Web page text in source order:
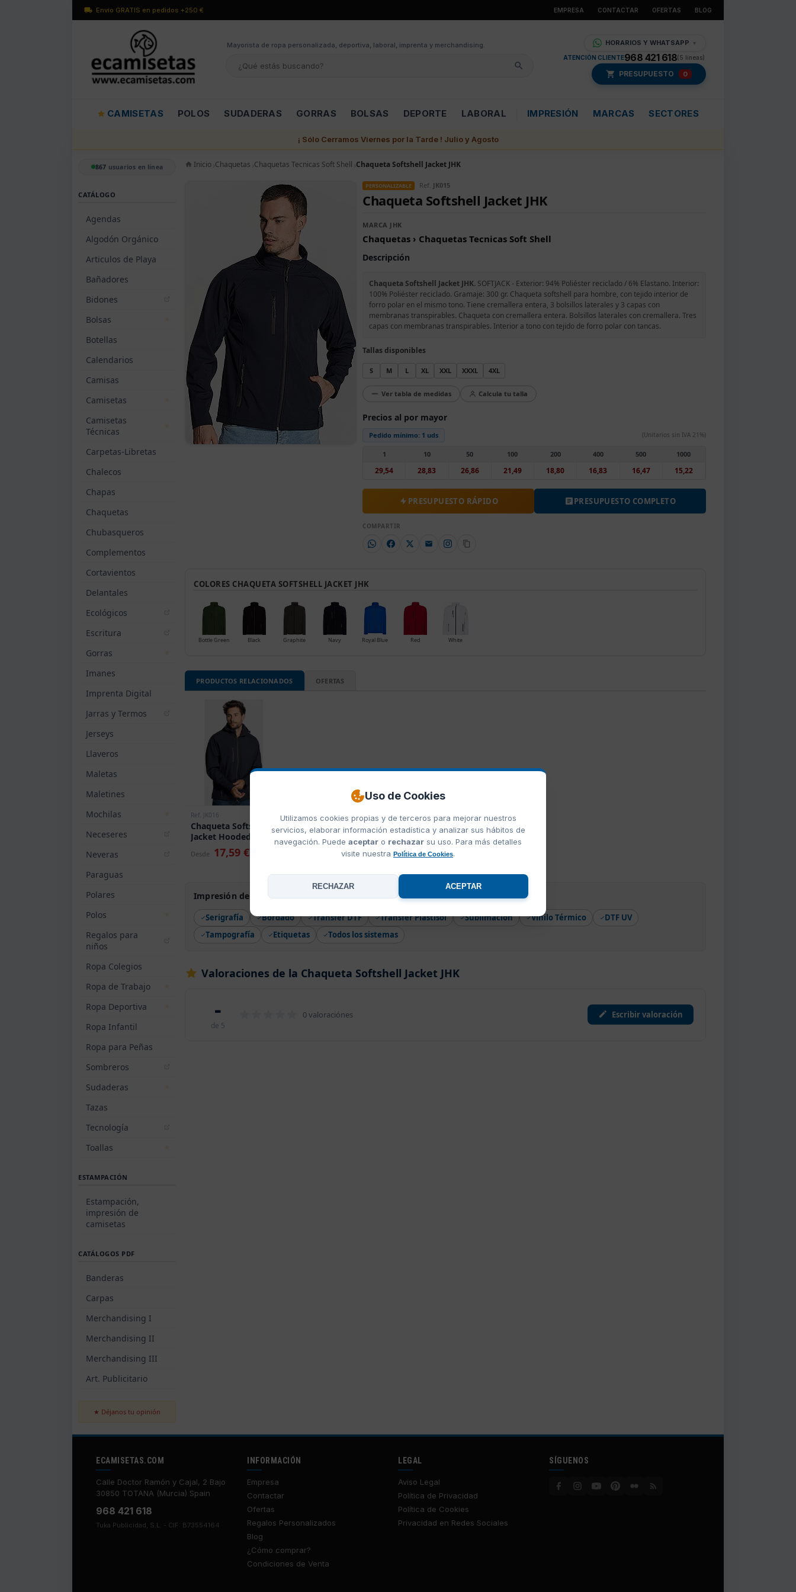
Envío GRATIS en pedidos +250 € EMPRESA CONTACTAR OFERTAS BLOG
Mayorísta de ropa personalizada, deportiva, laboral, imprenta y merchandising. HORARIOS Y WHATSAPP ▼
ATENCIÓN CLIENTE968 421 618(5 líneas)
PRESUPUESTO 0
CAMISETAS POLOS SUDADERAS GORRAS BOLSAS DEPORTE LABORAL IMPRESIÓN MARCAS SECTORES
¡ Sólo Cerramos Viernes por la Tarde ! Julio y Agosto
Uso de Cookies
Utilizamos cookies propias y de terceros para mejorar nuestros
servicios, elaborar información estadística y analizar sus hábitos de
navegación. Puede aceptar o rechazar su uso. Para más detalles
visite nuestra Política de Cookies.
RECHAZAR ACEPTAR
867 usuarios en línea
CATÁLOGO
Agendas
Algodón Orgánico
Articulos de Playa
Bañadores
Bidones
Bolsas
Botellas
Calendarios
Camisas
Camisetas
Camisetas
Técnicas
Carpetas-Libretas
Chalecos
Chapas
Chaquetas
Chubasqueros
Complementos
Cortavientos
Delantales
Ecológicos
Escritura
Gorras
Imanes
Imprenta Digital
Jarras y Termos
Jerseys
Llaveros
Maletas
Maletines
Mochilas
Neceseres
Neveras
Paraguas
Polares
Polos
Regalos para
niños
Ropa Colegios
Ropa de Trabajo
Ropa Deportiva
Ropa Infantil
Ropa para Peñas
Sombreros
Sudaderas
Tazas
Tecnología
Toallas
ESTAMPACIÓN
Estampación,
impresión de
camisetas
CATÁLOGOS PDF
Banderas
Carpas
Merchandising I
Merchandising II
Merchandising III
Art. Publicitario
★ Déjanos tu opinión
Inicio Chaquetas Chaquetas Tecnicas Soft Shell Chaqueta Softshell Jacket JHK
PERSONALIZABLE Ref. JK015
Chaqueta Softshell Jacket JHK
MARCA JHK
Chaquetas › Chaquetas Tecnicas Soft Shell
Descripción
Chaqueta Softshell Jacket JHK. SOFTJACK - Exterior: 94% Poliéster reciclado / 6% Elastano. Interior:
100% Poliéster reciclado. Gramaje: 300 gr. Chaqueta softshell para hombre, con tejido interior de
forro polar en el mismo tono. Tiene cremallera entera, 3 bolsillos laterales y 3 capas con
membranas transpirables. Chaqueta con cremallera entera. Bolsillos laterales con cremallera. Tres
capas con membranas transpirables. Interior a tono con tejido de forro polar con tancas.
Tallas disponibles
S M L XL XXL XXXL 4XL
Ver tabla de medidas Calcula tu talla
Precios al por mayor
Pedido mínimo: 1 uds (Unitarios sin IVA 21%)
1
29,54
10
28,83
50
26,86
100
21,49
200
18,80
400
16,83
500
16,47
1000
15,22
PRESUPUESTO RÁPIDO PRESUPUESTO COMPLETO
COMPARTIR
COLORES CHAQUETA SOFTSHELL JACKET JHK
Bottle Green Black Graphite Navy Royal Blue Red White
PRODUCTOS RELACIONADOS OFERTAS
Ref. JK016
Chaqueta Softshell
Jacket Hooded JHK
Desde 17,59 €
Impresión de Chaqueta Softshell Jacket JHK
Serigrafía Bordado Transfer DTF Transfer Plastisol Sublimación Vinilo Térmico
DTF UV
Tampografía
Etiquetas Todos los sistemas
Valoraciones de la Chaqueta Softshell Jacket JHK
-
de 5
0 valoraciónes Escribir valoración
ECAMISETAS.COM
Calle Doctor Ramón y Cajal, 2 Bajo
30850 TOTANA (Murcia) Spain
968 421 618
Tuka Publicidad, S.L. - CIF: B73554164
INFORMACIÓN
Empresa
Contactar
Ofertas
Regalos Personalizados
Blog
¿Cómo comprar?
Condiciones de Venta
LEGAL
Aviso Legal
Política de Privacidad
Política de Cookies
Privacidad en Redes Sociales
SÍGUENOS